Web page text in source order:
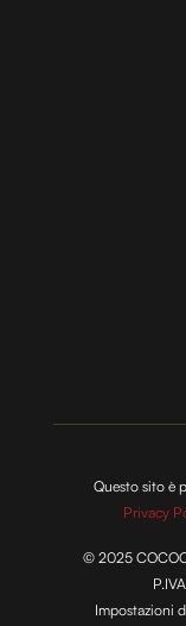
Questo sito è
Privacy
© 2025
Impostazioni